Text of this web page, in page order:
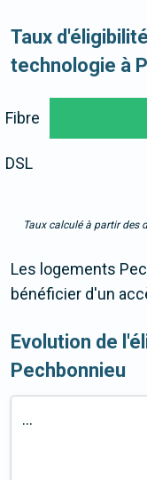
Taux
technologie à
Fibre
DSL
Taux calculé à partir des
Les logements
bénéficier d'un
Evolution de
Pechbonnieu
...